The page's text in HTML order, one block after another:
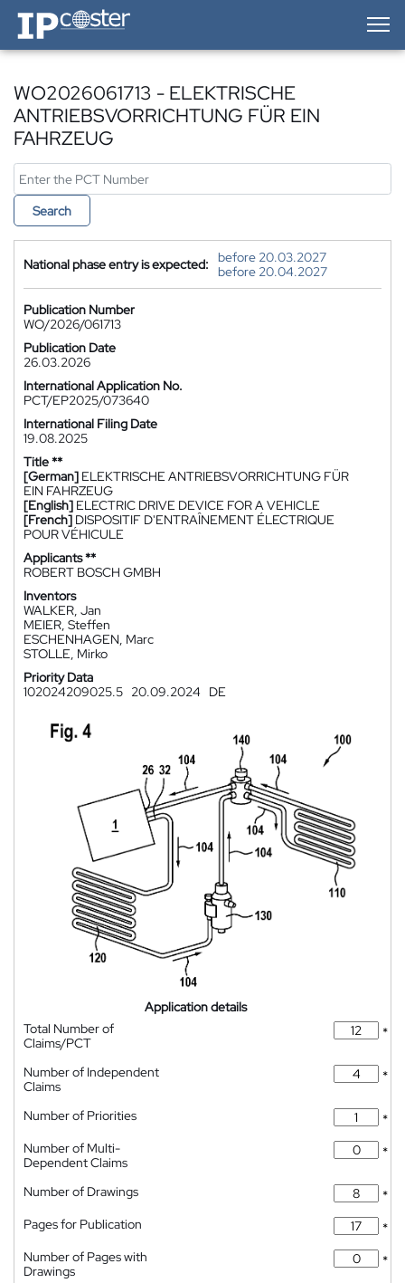
IP-Coster — Home
WO2026061713 - ELEKTRISCHE
ANTRIEBSVORRICHTUNG FÜR EIN
FAHRZEUG
Search
National phase entry is expected:
before 20.03.2027
before 20.04.2027
Publication Number
WO/2026/061713
Publication Date
26.03.2026
International Application No.
PCT/EP2025/073640
International Filing Date
19.08.2025
Title **
[German] ELEKTRISCHE ANTRIEBSVORRICHTUNG FÜR
EIN FAHRZEUG
[English] ELECTRIC DRIVE DEVICE FOR A VEHICLE
[French] DISPOSITIF D'ENTRAÎNEMENT ÉLECTRIQUE
POUR VÉHICULE
Applicants **
ROBERT BOSCH GMBH
Inventors
WALKER, Jan
MEIER, Steffen
ESCHENHAGEN, Marc
STOLLE, Mirko
Priority Data
102024209025.5 20.09.2024 DE
Application details
Total Number of
Claims/PCT
*
Number of Independent
Claims
*
Number of Priorities
*
Number of Multi-
Dependent Claims
*
Number of Drawings
*
Pages for Publication
*
Number of Pages with
Drawings
*